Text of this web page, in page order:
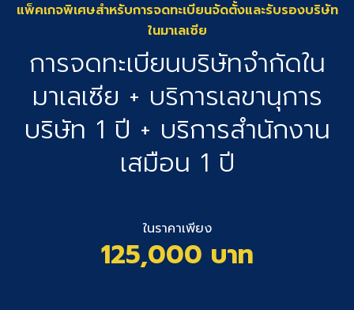
แพ็คเกจพิเศษสำหรับการจดทะเบียนจัดตั้งและรับรองบริษัท
ในมาเลเซีย
การจดทะเบียนบริษัทจำกัดใน
มาเลเซีย + บริการเลขานุการ
บริษัท 1 ปี + บริการสำนักงาน
เสมือน 1 ปี
ในราคาเพียง
125,000 บาท